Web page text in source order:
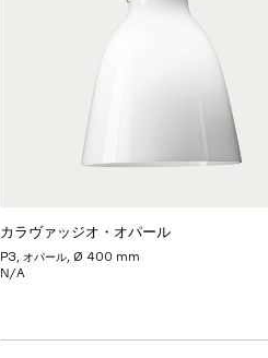
カラヴァッジオ・オパール
P3, オパール, Ø 400 mm
N/A